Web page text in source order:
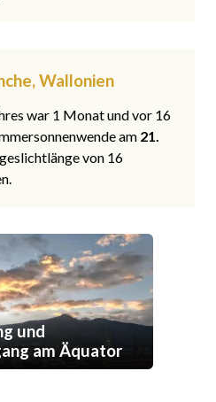
Wallonien
war 1 Monat und vor 16
am 21.
von 16
und
am Äquator